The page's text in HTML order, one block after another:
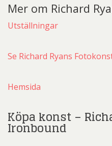
Mer om Richard
Utställningar
Se Richard Ryans
Hemsida
Köpa konst –
Ironbound